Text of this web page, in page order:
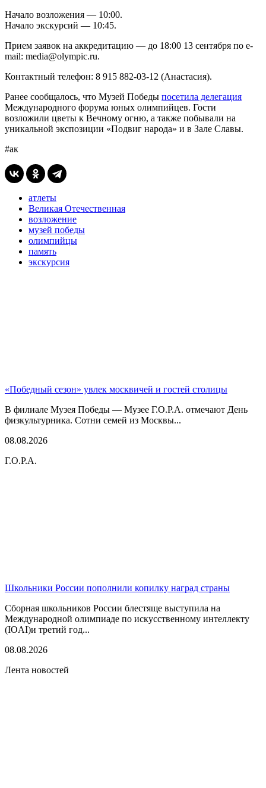
Начало возложения — 10:00.
Начало экскурсий — 10:45.
Прием заявок на аккредитацию — до 18:00 13 сентября по e-
mail: media@olympic.ru.
Контактный телефон: 8 915 882-03-12 (Анастасия).
Ранее сообщалось, что Музей Победы посетила делегация
Международного форума юных олимпийцев. Гости
возложили цветы к Вечному огню, а также побывали на
уникальной экспозиции «Подвиг народа» и в Зале Славы.
#ак
атлеты
Великая Отечественная
возложение
музей победы
олимпийцы
память
экскурсия
«Победный сезон» увлек москвичей и гостей столицы
В филиале Музея Победы — Музее Г.О.Р.А. отмечают День
физкультурника. Сотни семей из Москвы...
08.08.2026
Г.О.Р.А.
Школьники России пополнили копилку наград страны
Сборная школьников России блестяще выступила на
Международной олимпиаде по искусственному интеллекту
(IOAI)и третий год...
08.08.2026
Лента новостей